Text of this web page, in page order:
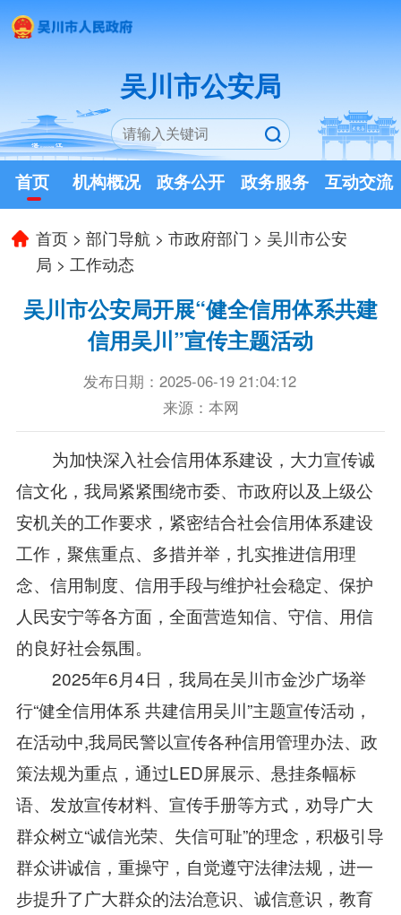
吴川市公安局
首页 机构概况 政务公开 政务服务 互动交流
首页 >部门导航 >市政府部门 > 吴川市公安
局 > 工作动态
吴川市公安局开展“健全信用体系共建
信用吴川”宣传主题活动
发布日期：2025-06-19 21:04:12
来源：本网
为加快深入社会信用体系建设，大力宣传诚
信文化，我局紧紧围绕市委、市政府以及上级公
安机关的工作要求，紧密结合社会信用体系建设
工作，聚焦重点、多措并举，扎实推进信用理
念、信用制度、信用手段与维护社会稳定、保护
人民安宁等各方面，全面营造知信、守信、用信
的良好社会氛围。
2025年6月4日，我局在吴川市金沙广场举
行“健全信用体系 共建信用吴川”主题宣传活动，
在活动中,我局民警以宣传各种信用管理办法、政
策法规为重点，通过LED屏展示、悬挂条幅标
语、发放宣传材料、宣传手册等方式，劝导广大
群众树立“诚信光荣、失信可耻”的理念，积极引导
群众讲诚信，重操守，自觉遵守法律法规，进一
步提升了广大群众的法治意识、诚信意识，教育